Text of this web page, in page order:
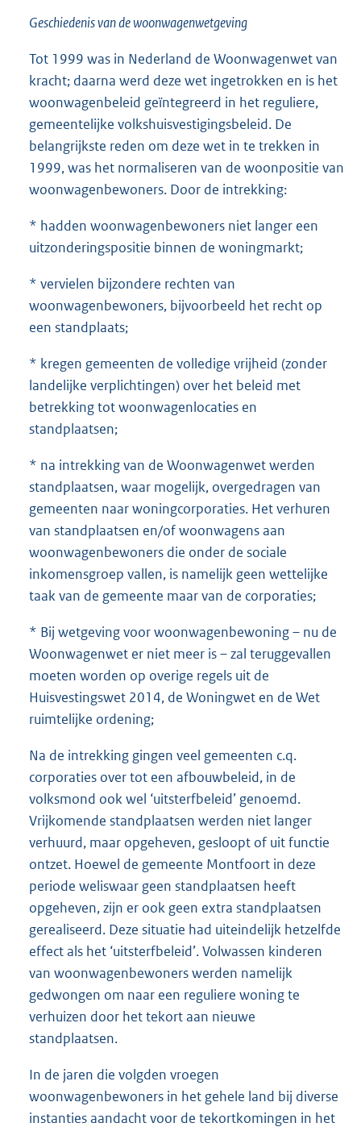
Geschiedenis van de woonwagenwetgeving
Tot 1999 was in Nederland de Woonwagenwet van
kracht; daarna werd deze wet ingetrokken en is het
woonwagenbeleid geïntegreerd in het reguliere,
gemeentelijke volkshuisvestigingsbeleid. De
belangrijkste reden om deze wet in te trekken in
1999, was het normaliseren van de woonpositie van
woonwagenbewoners. Door de intrekking:
* hadden woonwagenbewoners niet langer een
uitzonderingspositie binnen de woningmarkt;
* vervielen bijzondere rechten van
woonwagenbewoners, bijvoorbeeld het recht op
een standplaats;
* kregen gemeenten de volledige vrijheid (zonder
landelijke verplichtingen) over het beleid met
betrekking tot woonwagenlocaties en
standplaatsen;
* na intrekking van de Woonwagenwet werden
standplaatsen, waar mogelijk, overgedragen van
gemeenten naar woningcorporaties. Het verhuren
van standplaatsen en/of woonwagens aan
woonwagenbewoners die onder de sociale
inkomensgroep vallen, is namelijk geen wettelijke
taak van de gemeente maar van de corporaties;
* Bij wetgeving voor woonwagenbewoning – nu de
Woonwagenwet er niet meer is – zal teruggevallen
moeten worden op overige regels uit de
Huisvestingswet 2014, de Woningwet en de Wet
ruimtelijke ordening;
Na de intrekking gingen veel gemeenten c.q.
corporaties over tot een afbouwbeleid, in de
volksmond ook wel ‘uitsterfbeleid’ genoemd.
Vrijkomende standplaatsen werden niet langer
verhuurd, maar opgeheven, gesloopt of uit functie
ontzet. Hoewel de gemeente Montfoort in deze
periode weliswaar geen standplaatsen heeft
opgeheven, zijn er ook geen extra standplaatsen
gerealiseerd. Deze situatie had uiteindelijk hetzelfde
effect als het ‘uitsterfbeleid’. Volwassen kinderen
van woonwagenbewoners werden namelijk
gedwongen om naar een reguliere woning te
verhuizen door het tekort aan nieuwe
standplaatsen.
In de jaren die volgden vroegen
woonwagenbewoners in het gehele land bij diverse
instanties aandacht voor de tekortkomingen in het